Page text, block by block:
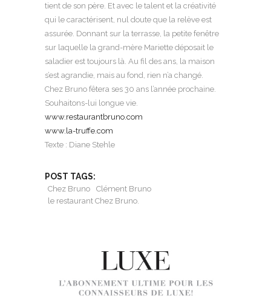
tient de son père. Et avec le talent et la créativité
qui le caractérisent, nul doute que la relève est
assurée. Donnant sur la terrasse, la petite fenêtre
sur laquelle la grand-mère Mariette déposait le
saladier est toujours là. Au fil des ans, la maison
s’est agrandie, mais au fond, rien n’a changé.
Chez Bruno fêtera ses 30 ans l’année prochaine.
Souhaitons-lui longue vie.
www.restaurantbruno.com
www.la-truffe.com
Texte : Diane Stehle
POST TAGS:
Chez Bruno
Clément Bruno
le restaurant Chez Bruno.